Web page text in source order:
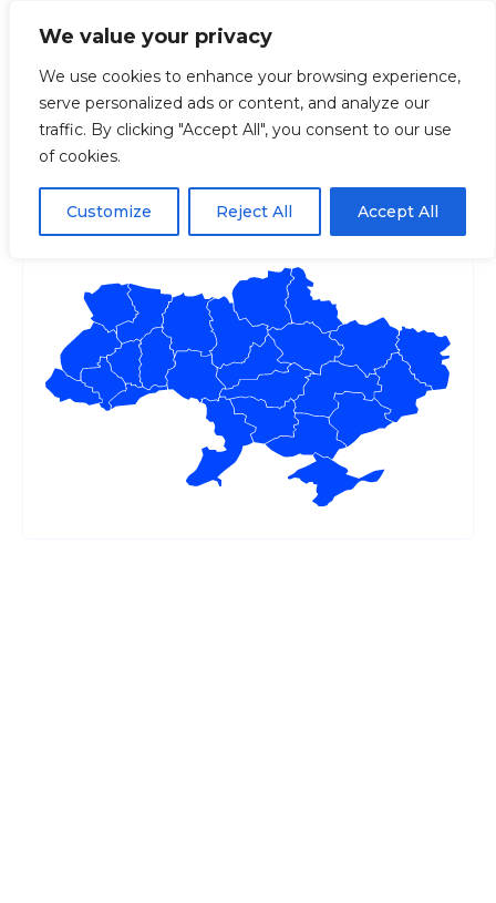
We value your privacy
We use cookies to enhance your browsing experience,
serve personalized ads or content, and analyze our
traffic. By clicking "Accept All", you consent to our use
of cookies.
Customize Reject All Accept All
Головна Новий електронний кабінет водія
Новий електронний
кабінет водія